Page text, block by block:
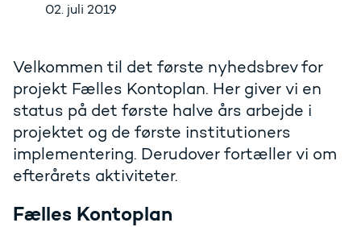
02. juli 2019
Velkommen til det første nyhedsbrev for
projekt Fælles Kontoplan. Her giver vi en
status på det første halve års arbejde i
projektet og de første institutioners
implementering. Derudover fortæller vi om
efterårets aktiviteter.
Fælles Kontoplan